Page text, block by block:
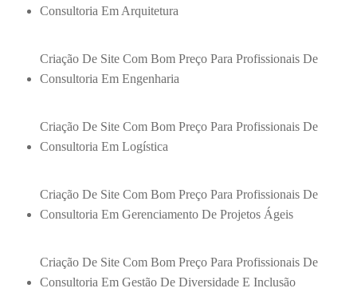
Consultoria Em Arquitetura
Criação De Site Com Bom Preço Para Profissionais De
Consultoria Em Engenharia
Criação De Site Com Bom Preço Para Profissionais De
Consultoria Em Logística
Criação De Site Com Bom Preço Para Profissionais De
Consultoria Em Gerenciamento De Projetos Ágeis
Criação De Site Com Bom Preço Para Profissionais De
Consultoria Em Gestão De Diversidade E Inclusão